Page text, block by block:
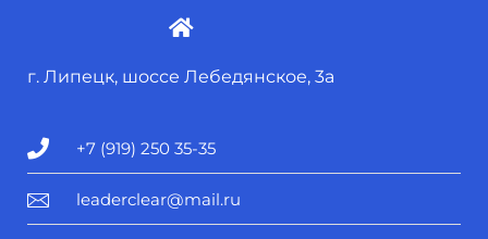
г. Липецк, шоссе Лебедянское, 3а
+7 (919) 250 35-35
leaderclear@mail.ru